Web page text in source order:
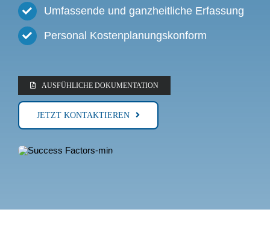
Umfassende undganzheitliche Erfassung
Personal Kostenplanungskonform
AUSFÜHLICHE DOKUMENTATION
JETZT KONTAKTIEREN